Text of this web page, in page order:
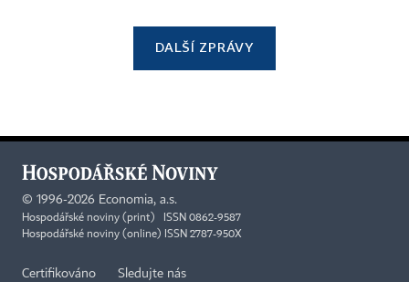
DALŠÍ ZPRÁVY
© 1996-2026 Economia, a.s.
Hospodářské noviny (print) ISSN 0862-9587
Hospodářské noviny (online) ISSN 2787-950X
Certifikováno Sledujte nás